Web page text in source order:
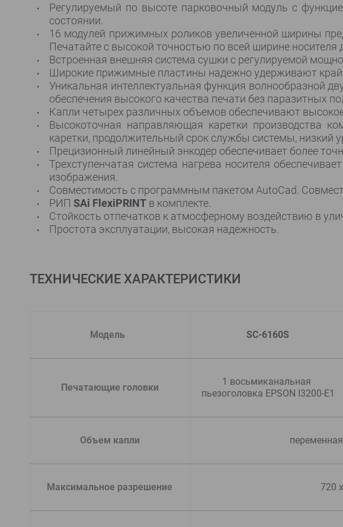
Регулируемый по высоте парковочный модуль с
состоянии.
16 модулей прижимных роликов увеличенной ширины
Печатайте с высокой точностью по всей ширине
Встроенная внешняя система сушки с регулируемой
Широкие прижимные пластины надежно удерживают край
Уникальная интеллектуальная функция волнообразной
обеспечения высокого качества печати без паразитных
Капли четырех различных объемов обеспечивают
Высокоточная направляющая каретки производства
каретки, продолжительный срок службы системы, низкий
Прецизионный линейный энкодер обеспечивает более
Трехступенчатая система нагрева носителя
изображения.
Совместимость с программным пакетом AutoCad.
РИПSAi FlexiPRINT в комплекте.
Стойкость отпечатков к атмосферному воздействию в
Простота эксплуатации, высокая надежность.
ТЕХНИЧЕСКИЕ ХАРАКТЕРИСТИКИ
Модель SC-6160S
Печатающие головки
1 восьмиканальная
пьезоголовка EPSON I3200-Е1
Объем капли
Максимальное разрешение 720